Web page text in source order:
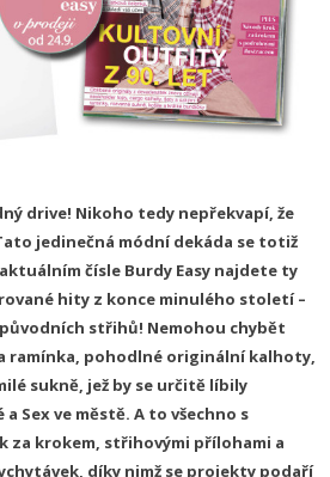
drive! Nikoho tedy nepřekvapí, že
jedinečná módní dekáda se totiž
čísle Burdy Easy najdete ty
hity z konce minulého století –
střihů! Nemohou chybět
ramínka, pohodlné originální kalhoty,
sukně, jež by se určitě líbily
Sex ve městě. A to všechno s
za krokem, střihovými přílohami a
díky nimž se projekty podaří